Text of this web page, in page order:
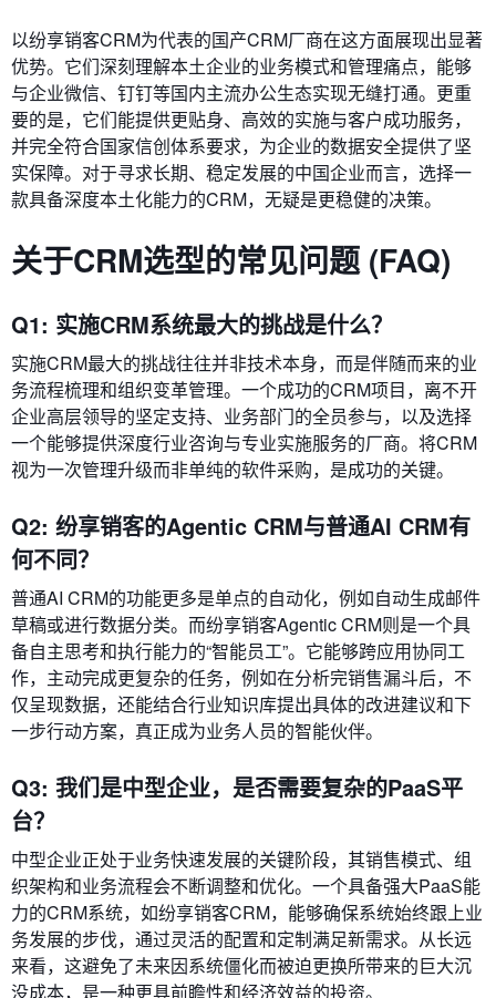
以纷享销客CRM为代表的国产CRM厂商在这方面展现出显著
优势。它们深刻理解本土企业的业务模式和管理痛点，能够
与企业微信、钉钉等国内主流办公生态实现无缝打通。更重
要的是，它们能提供更贴身、高效的实施与客户成功服务，
并完全符合国家信创体系要求，为企业的数据安全提供了坚
实保障。对于寻求长期、稳定发展的中国企业而言，选择一
款具备深度本土化能力的CRM，无疑是更稳健的决策。
关于CRM选型的常见问题 (FAQ)
Q1: 实施CRM系统最大的挑战是什么？
实施CRM最大的挑战往往并非技术本身，而是伴随而来的业
务流程梳理和组织变革管理。一个成功的CRM项目，离不开
企业高层领导的坚定支持、业务部门的全员参与，以及选择
一个能够提供深度行业咨询与专业实施服务的厂商。将CRM
视为一次管理升级而非单纯的软件采购，是成功的关键。
Q2: 纷享销客的Agentic CRM与普通AI CRM有
何不同？
普通AI CRM的功能更多是单点的自动化，例如自动生成邮件
草稿或进行数据分类。而纷享销客Agentic CRM则是一个具
备自主思考和执行能力的“智能员工”。它能够跨应用协同工
作，主动完成更复杂的任务，例如在分析完销售漏斗后，不
仅呈现数据，还能结合行业知识库提出具体的改进建议和下
一步行动方案，真正成为业务人员的智能伙伴。
Q3: 我们是中型企业，是否需要复杂的PaaS平
台？
中型企业正处于业务快速发展的关键阶段，其销售模式、组
织架构和业务流程会不断调整和优化。一个具备强大PaaS能
力的CRM系统，如纷享销客CRM，能够确保系统始终跟上业
务发展的步伐，通过灵活的配置和定制满足新需求。从长远
来看，这避免了未来因系统僵化而被迫更换所带来的巨大沉
没成本，是一种更具前瞻性和经济效益的投资。